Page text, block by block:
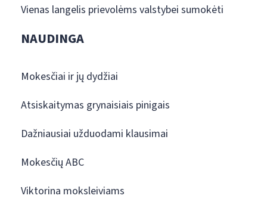
Vienas langelis prievolėms valstybei sumokėti
NAUDINGA
Mokesčiai ir jų dydžiai
Atsiskaitymas grynaisiais pinigais
Dažniausiai užduodami klausimai
Mokesčių ABC
Viktorina moksleiviams